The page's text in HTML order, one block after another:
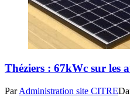
Théziers : 67kWc sur les
ParAdministration site CITRE